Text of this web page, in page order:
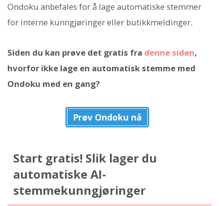
Ondoku anbefales for å lage automatiske stemmer
for interne kunngjøringer eller butikkmeldinger.
Siden du kan prøve det gratis fra denne siden,
hvorfor ikke lage en automatisk stemme med
Ondoku med en gang?
Prøv Ondoku nå
Start gratis! Slik lager du
automatiske AI-
stemmekunngjøringer